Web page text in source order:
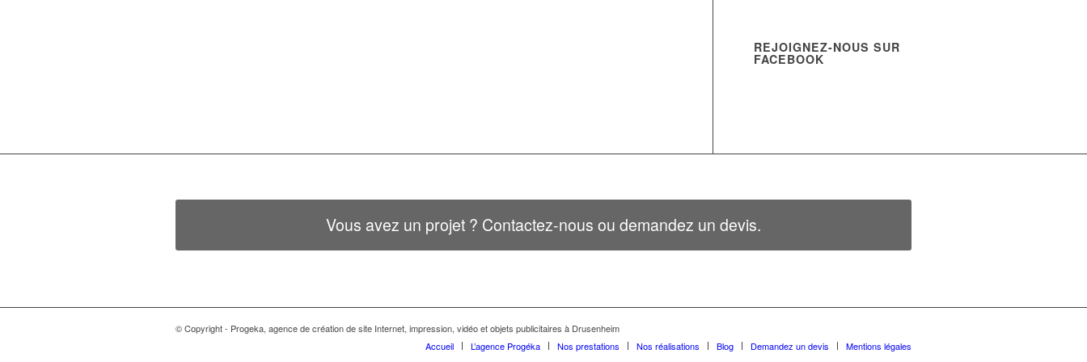
REJOIGNEZ-NOUS SUR
FACEBOOK
Vous avez un projet ? Contactez-nous ou demandez un devis.
© Copyright - Progeka, agence de création de site Internet, impression, vidéo et objets publicitaires à Drusenheim
Accueil
L’agence Progéka Nos prestations Nos réalisations Blog Demandez un devis Mentions légales